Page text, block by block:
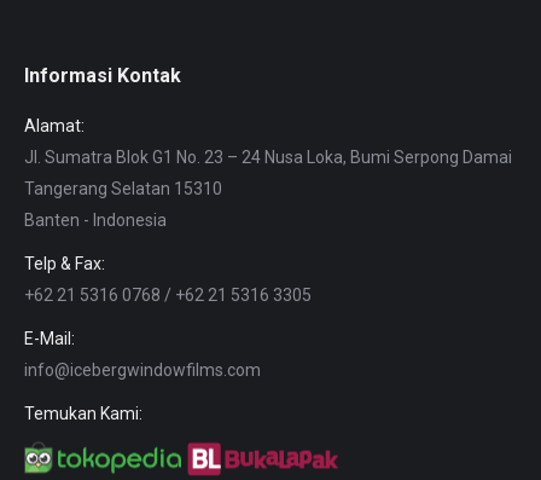
Informasi Kontak
Alamat:
Jl. Sumatra Blok G1 No. 23 – 24 Nusa Loka, Bumi Serpong Damai
Tangerang Selatan 15310
Banten - Indonesia
Telp & Fax:
+62 21 5316 0768 / +62 21 5316 3305
E-Mail:
info@icebergwindowfilms.com
Temukan Kami: